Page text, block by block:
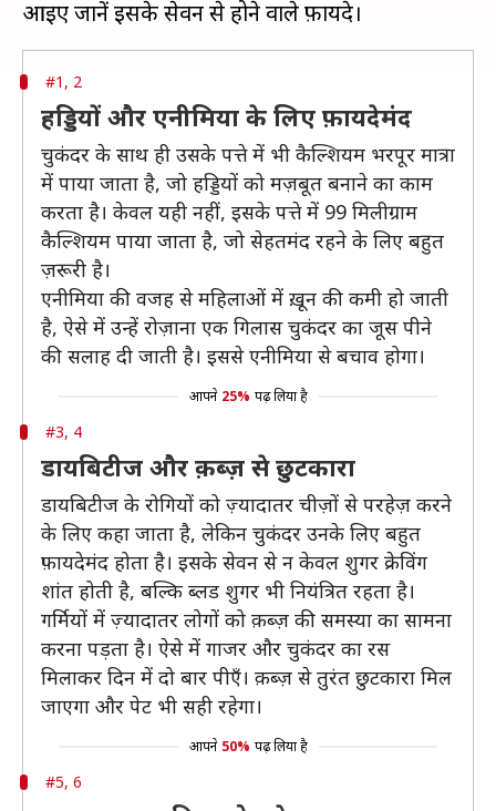
#1, 2
हड्डियों और एनीमिया के लिए फ़ायदेमंद
चुकंदर के साथ ही उसके पत्ते में भी कैल्शियम भरपूर मात्रा
में पाया जाता है, जो हड्डियों को मज़बूत बनाने का काम
करता है। केवल यही नहीं, इसके पत्ते में 99 मिलीग्राम
कैल्शियम पाया जाता है, जो सेहतमंद रहने के लिए बहुत
ज़रूरी है।
एनीमिया की वजह से महिलाओं में ख़ून की कमी हो जाती
है, ऐसे में उन्हें रोज़ाना एक गिलास चुकंदर का जूस पीने
की सलाह दी जाती है। इससे एनीमिया से बचाव होगा।
आपने 25% पढ़ लिया है
#3, 4
डायबिटीज और क़ब्ज़ से छुटकारा
डायबिटीज के रोगियों को ज़्यादातर चीज़ों से परहेज़ करने
के लिए कहा जाता है, लेकिन चुकंदर उनके लिए बहुत
फ़ायदेमंद होता है। इसके सेवन से न केवल शुगर क्रेविंग
शांत होती है, बल्कि ब्लड शुगर भी नियंत्रित रहता है।
गर्मियों में ज़्यादातर लोगों को क़ब्ज़ की समस्या का सामना
करना पड़ता है। ऐसे में गाजर और चुकंदर का रस
मिलाकर दिन में दो बार पीएँ। क़ब्ज़ से तुरंत छुटकारा मिल
जाएगा और पेट भी सही रहेगा।
आपने 50% पढ़ लिया है
#5, 6